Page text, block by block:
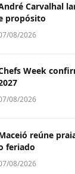
Carvalhal
propósito
08/2026
Week
08/2026
reúne
feriado
08/2026